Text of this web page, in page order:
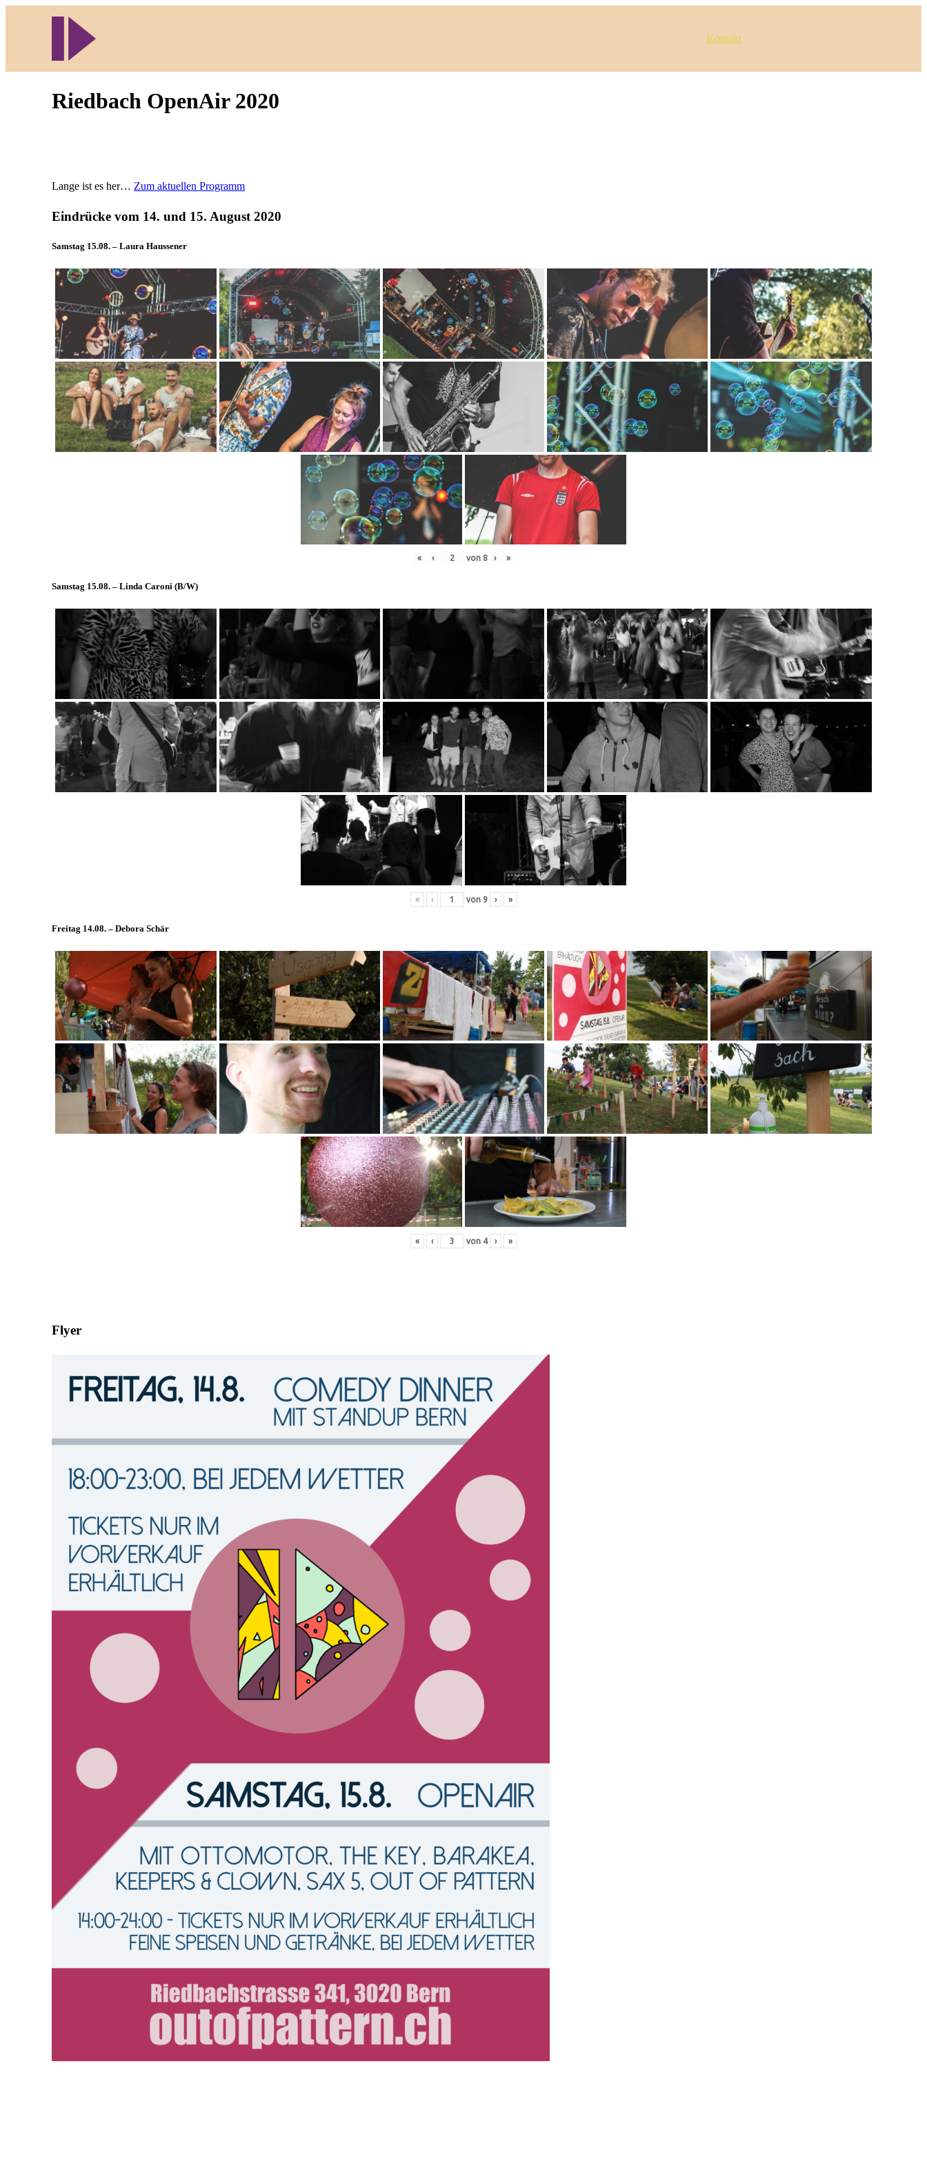
Kontakt
Riedbach OpenAir 2020
Lange ist es her… Zum aktuellen Programm
Eindrücke vom 14. und 15. August 2020
Samstag 15.08. – Laura Haussener
« ‹ von 8 › »
Samstag 15.08. – Linda Caroni (B/W)
« ‹ von 9 › »
Freitag 14.08. – Debora Schär
« ‹ von 4 › »
Flyer